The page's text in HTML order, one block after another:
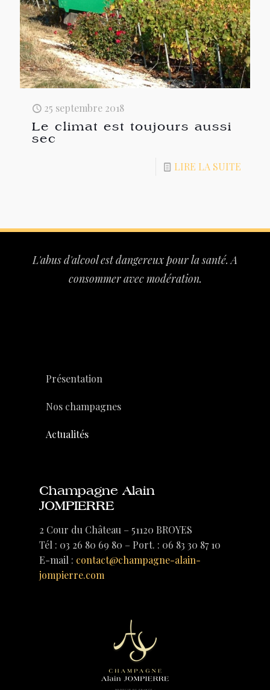
25 septembre 2018
Le climat est toujours aussi
sec
LIRE LA SUITE
L'abus d'alcool est dangereux pour la santé. A
consommer avec modération.
Présentation
Nos champagnes
Actualités
Champagne Alain
JOMPIERRE
2 Cour du Château – 51120 BROYES
Tél : 03 26 80 69 80 – Port. : 06 83 30 87 10
E-mail : contact@champagne-alain-
jompierre.com